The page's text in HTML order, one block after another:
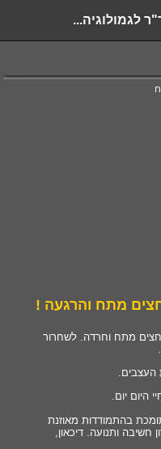
לגמולוגיה...
מתח והרגעה !
העצבים.
היום יום.
בהתמודדות מאוזנת
חשיבה ותנועה. דיכאון,